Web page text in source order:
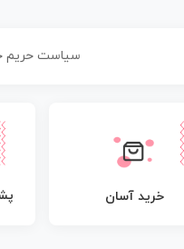
سیاست
خرید آسان